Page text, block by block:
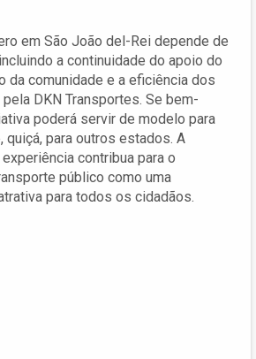
em São João del-Rei depende de
a continuidade do apoio do
da comunidade e a eficiência dos
DKN Transportes. Se bem-
poderá servir de modelo para
quiçá, para outros estados. A
contribua para o
público como uma
para todos os cidadãos.